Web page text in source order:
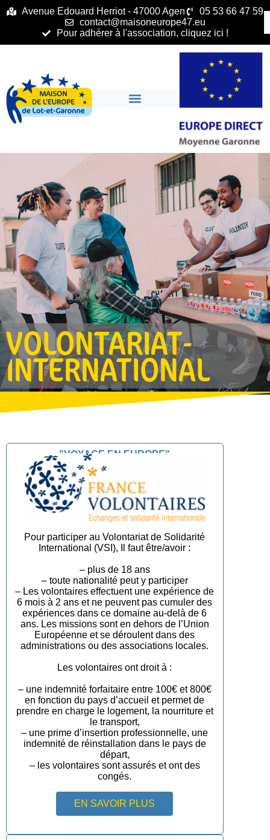
principalAvenue Edouard Herriot - 47000 Agen
05 53 66 47 59
contact@maisoneurope47.eu
Pour adhérer à l'association, cliquez ici !
VOLONTARIAT-
INTERNATIONAL
"VOYAGE EN EUROPE"
Pour participer au Volontariat de Solidarité
International (VSI), Il faut être/avoir :
– plus de 18 ans
– toute nationalité peut y participer
– Les volontaires effectuent une expérience de
6 mois à 2 ans et ne peuvent pas cumuler des
expériences dans ce domaine au-delà de 6
ans. Les missions sont en dehors de l’Union
Européenne et se déroulent dans des
administrations ou des associations locales.
Les volontaires ont droit à :
– une indemnité forfaitaire entre 100€ et 800€
en fonction du pays d’accueil et permet de
prendre en charge le logement, la nourriture et
le transport,
– une prime d’insertion professionnelle, une
indemnité de réinstallation dans le pays de
départ,
– les volontaires sont assurés et ont des
congés.
EN SAVOIR PLUS